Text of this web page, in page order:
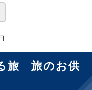
旅 旅のお供